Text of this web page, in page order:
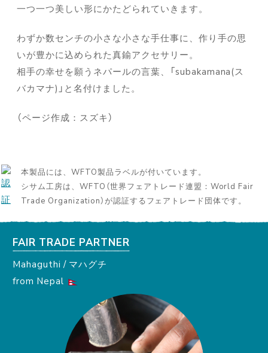
一つ一つ美しい形にかたどられていきます。
わずか数センチの小さな小さな手仕事に、作り手の思
いが豊かに込められた真鍮アクセサリー。
相手の幸せを願うネパールの言葉、「subakamana(ス
バカマナ)」と名付けました。
（ページ作成：スズキ）
本製品には、WFTO製品ラベルが付いています。
シサム工房は、WFTO（世界フェアトレード連盟：World Fair
Trade Organization）が認証するフェアトレード団体です。
FAIR TRADE PARTNER
Mahaguthi / マハグチ
from Nepal